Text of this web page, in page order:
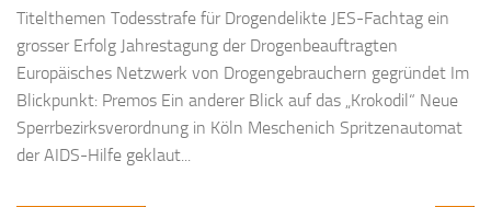
Titelthemen Todesstrafe für Drogendelikte JES-Fachtag ein
grosser Erfolg Jahrestagung der Drogenbeauftragten
Europäisches Netzwerk von Drogengebrauchern gegründet Im
Blickpunkt: Premos Ein anderer Blick auf das „Krokodil“ Neue
Sperrbezirksverordnung in Köln Meschenich Spritzenautomat
der AIDS-Hilfe geklaut...